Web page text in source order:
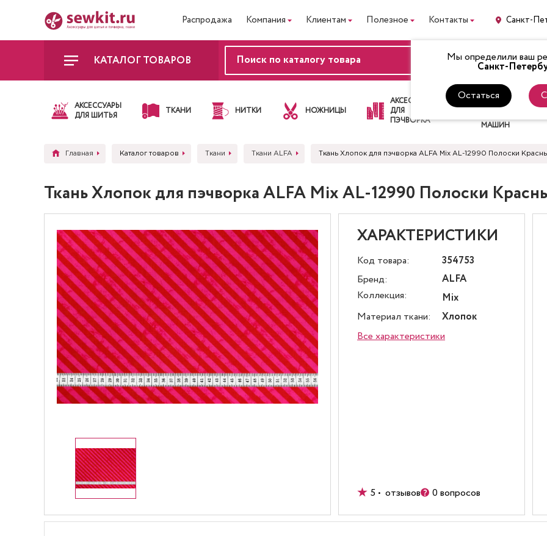
Распродажа Компания Клиентам Полезное Контакты Санкт-
Мы определили ваш
Санкт-
Остаться
КАТАЛОГ ТОВАРОВ ВХОД
АКСЕССУАРЫ
ДЛЯ ШИТЬЯ
ТКАНИ НИТКИ НОЖНИЦЫ
АКСЕССУАРЫ
ДЛЯ
ПЭЧВОРКА
ЛАПКИ
ДЛЯ
МАШИН
Главная Каталог товаров Ткани Ткани ALFA Ткань Хлопок для пэчворка ALFA Mix AL-12990 Полоски
Ткань Хлопок для пэчворка ALFA Mix AL-12990 Полоски
ХАРАКТЕРИСТИКИ
Код товара:
354753
Бренд:
ALFA
Коллекция:
Mix
Материал ткани:
Хлопок
Все характеристики
5 • отзывов 0 вопросов